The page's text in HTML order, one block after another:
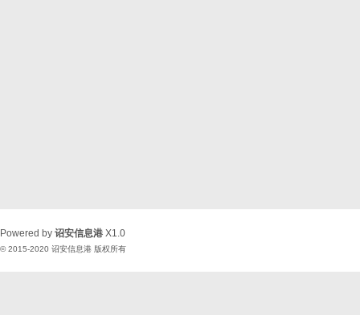
Powered by 诏安信息港 X1.0
© 2015-2020 诏安信息港 版权所有